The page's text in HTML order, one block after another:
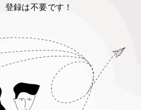
登録は不要です！